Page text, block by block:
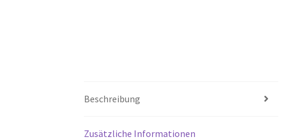
Beschreibung
Zusätzliche Informationen